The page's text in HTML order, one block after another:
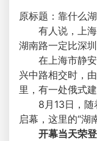
原标题：靠什么
有人说，上海
湖南路一定比深圳
在上海市静安
兴中路相交时，
里，有一处俄式
8月13日，随
启幕，这里的“湖
开幕当天荣